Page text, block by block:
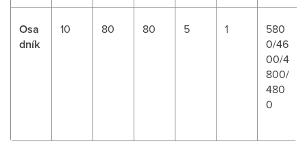
Osa
dník
10 80 80 5 1
580
0/46
00/4
800/
480
0